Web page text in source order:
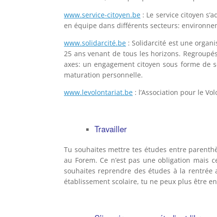
www.service-citoyen.be : Le service citoyen
en équipe dans différents secteurs:
www.solidarcité.be : Solidarcité est une
25 ans venant de tous les horizons.
axes: un engagement citoyen sous forme
maturation personnelle.
www.levolontariat.be : l’Association pour le
Travailler
Tu souhaites mettre tes études entre
au Forem. Ce n’est pas une obligation mais
souhaites reprendre des études à la
établissement scolaire, tu ne peux plus être